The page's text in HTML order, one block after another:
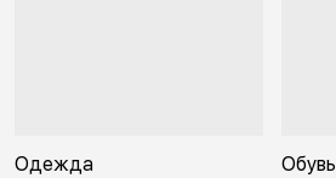
Одежда Обувь